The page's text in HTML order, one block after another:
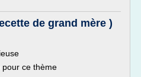
de grand mère )
pour ce thème